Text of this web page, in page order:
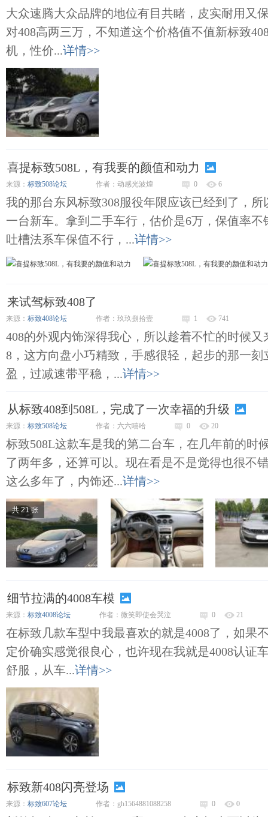
大众速腾大众品牌的地位有目共睹，皮实耐用又
对408高两三万，不知道这个价格值不值新标致
机，性价...详情>>
喜提标致508L，有我要的颜值和动力
来源： 标致508论坛 作者：动感光波煌 0 6
我的那台东风标致308服役年限应该已经到了，
一台新车。拿到二手车行，估价是6万，保值率
吐槽法系车保值不行，...详情>>
来试驾标致408了
来源： 标致408论坛 作者：玖玖捌拾壹 1 741
408的外观内饰深得我心，所以趁着不忙的时候又
8，这方向盘小巧精致，手感很轻，起步的那一
盈，过减速带平稳，...详情>>
从标致408到508L，完成了一次幸福的升级
来源： 标致508论坛 作者：六六嘻哈 0 20
标致508L这款车是我的第二台车，在几年前的时
了两年多，还算可以。现在看是不是觉得也很不
这么多年了，内饰还...详情>>
共 21 张
细节拉满的4008车模
来源： 标致4008论坛 作者：微笑即使会哭泣 0 21
在标致几款车型中我最喜欢的就是4008了，如果
定价确实感觉很良心，也许现在我就是4008认证
舒服，从车...详情>>
标致新408闪亮登场
来源： 标致607论坛 作者：gh1564881088258 0 0